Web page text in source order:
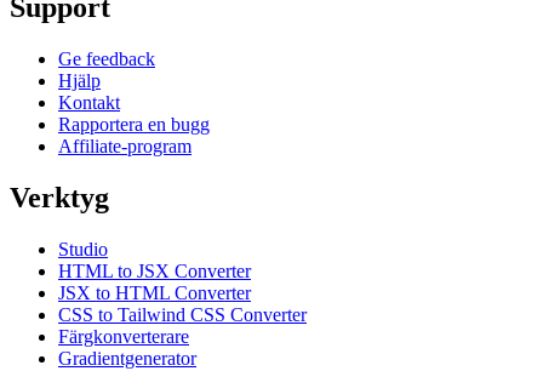
Support
Ge feedback
Hjälp
Kontakt
Rapportera en bugg
Affiliate-program
Verktyg
Studio
HTML to JSX Converter
JSX to HTML Converter
CSS to Tailwind CSS Converter
Färgkonverterare
Gradientgenerator